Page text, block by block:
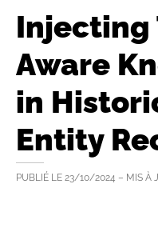
Injecting
Aware
in
Entity
PUBLIÉ LE 23/10/2024 – MIS À